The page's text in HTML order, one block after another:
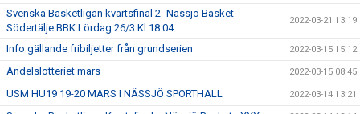
Svenska Basketligan kvartsfinal 2- Nässjö Basket -
Södertälje BBK Lördag 26/3 Kl 18:04
2022-03-21 13:19
Info gällande fribiljetter från grundserien 2022-03-15 15:12
Andelslotteriet mars 2022-03-15 08:45
USM HU19 19-20 MARS I NÄSSJÖ SPORTHALL 2022-03-14 13:21